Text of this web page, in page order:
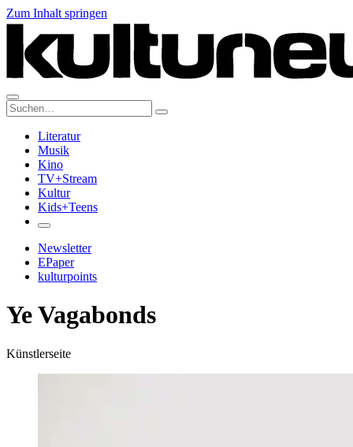
Zum Inhalt springen
Suche:
Literatur
Musik
Kino
TV+Stream
Kultur
Kids+Teens
Newsletter
EPaper
kulturpoints
Ye Vagabonds
Künstlerseite